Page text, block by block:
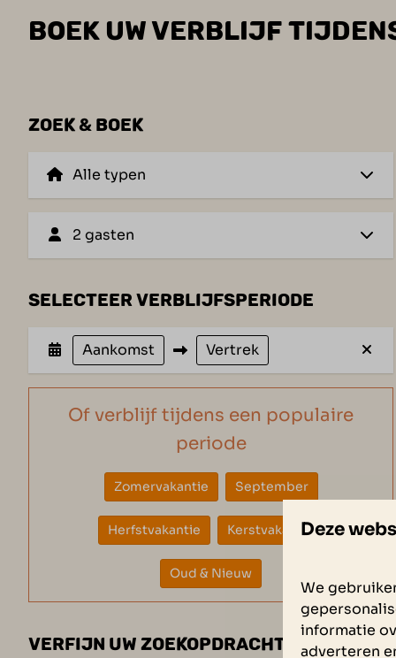
BOEK UW VERBLIJF
ZOEK & BOEK
2 gasten
SELECTEER VERBLIJFSPERIODE
Aankomst Vertrek
Of verblijf tijdens een populaire
periode
Zomervakantie September
Herfstvakantie Kerstvakantie
Oud & Nieuw
VERFIJN UW ZOEKOPDRACHT
Deze
We
informatie
adverteren